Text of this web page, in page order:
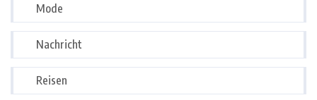
Mode
Nachricht
Reisen